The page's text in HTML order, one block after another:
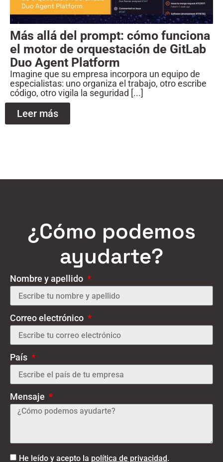
Más allá del prompt: cómo funciona
el motor de orquestación de GitLab
Duo Agent Platform
Imagine que su empresa incorpora un equipo de
especialistas: uno organiza el trabajo, otro escribe
código, otro vigila la seguridad [...]
Leer más
¿Cómo podemos
ayudarte?
Nombre y apellido
Correo electrónico
País
Mensaje
He leído y acepto la política de privacidad.